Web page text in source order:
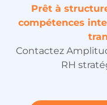
Prêt à
compétences
Contactez
RH